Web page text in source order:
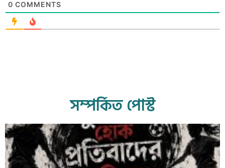
0 COMMENTS
সম্পর্কিত পোস্ট